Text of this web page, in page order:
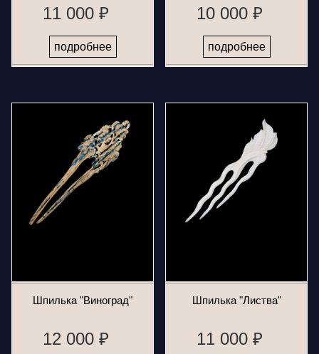
11 000 ₽
подробнее
10 000 ₽
подробнее
Шпилька "Виноград"
12 000 ₽
Шпилька "Листва"
11 000 ₽